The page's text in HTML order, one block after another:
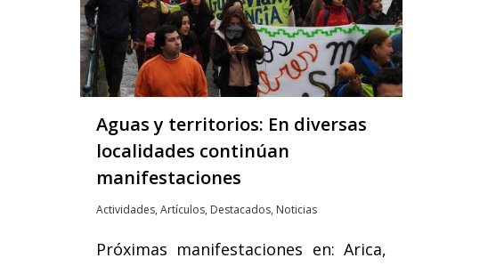
Aguas y territorios: En diversas
localidades continúan
manifestaciones
Actividades, Artículos, Destacados, Noticias
Próximas manifestaciones en: Arica,